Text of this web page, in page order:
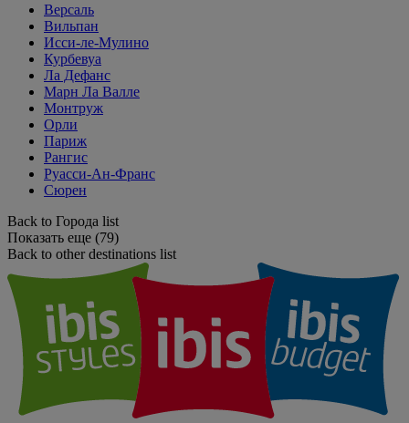
Версаль
Вильпан
Исси-ле-Мулино
Курбевуа
Ла Дефанс
Марн Ла Валле
Монтруж
Орли
Париж
Рангис
Руасси-Ан-Франс
Сюрен
Back to Города list
Показать еще (79)
Back to other destinations list